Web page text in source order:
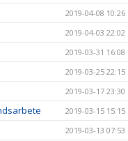
2019-04-08 10:26
2019-04-03 22:02
2019-03-31 16:08
2019-03-25 22:15
2019-03-17 23:30
2019-03-15 15:15
2019-03-13 07:53